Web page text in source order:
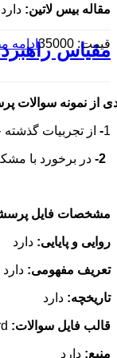
مقاله بیس لاتین: دارد
قیمت: 35000 ادامه مقیاس
از نمونه سوالات
1
- از تجربیات
2- در برخورد با
مشخصات فایل
روایی و پایایی: دارد
تعریف مفهومی: دارد
تاریخچه: دارد
قالب فایل سوالات:
منبع: دارد